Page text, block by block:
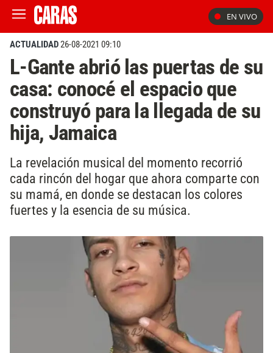
EN VIVO
ACTUALIDAD26-08-2021 09:10
L-Gante abrió las puertas de su
casa: conocé el espacio que
construyó para la llegada de su
hija, Jamaica
La revelación musical del momento recorrió
cada rincón del hogar que ahora comparte con
su mamá, en donde se destacan los colores
fuertes y la esencia de su música.